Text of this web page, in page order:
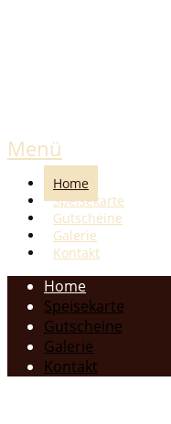
Menü
Home
Speisekarte
Gutscheine
Galerie
Kontakt
Home
Speisekarte
Gutscheine
Galerie
Kontakt